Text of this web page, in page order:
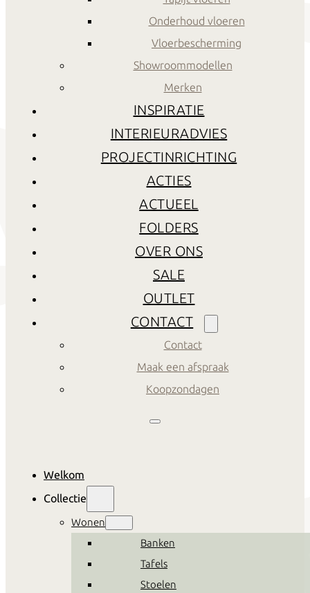
Onderhoud vloeren
Vloerbescherming
Showroommodellen
Merken
INSPIRATIE
INTERIEURADVIES
PROJECTINRICHTING
ACTIES
ACTUEEL
FOLDERS
OVER ONS
SALE
OUTLET
CONTACT
Contact
Maak een afspraak
Koopzondagen
Welkom
Collectie
Wonen
Banken
Tafels
Stoelen